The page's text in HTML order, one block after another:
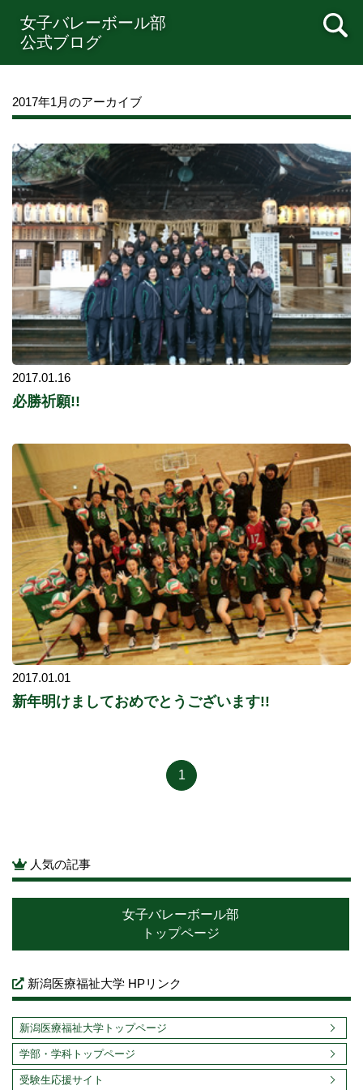
女子バレーボール部
公式ブログ
2017年1月のアーカイブ
2017.01.16
必勝祈願!!
2017.01.01
新年明けましておめでとうございます!!
1
人気の記事
女子バレーボール部
トップページ
新潟医療福祉大学 HPリンク
新潟医療福祉大学トップページ
学部・学科トップページ
受験生応援サイト